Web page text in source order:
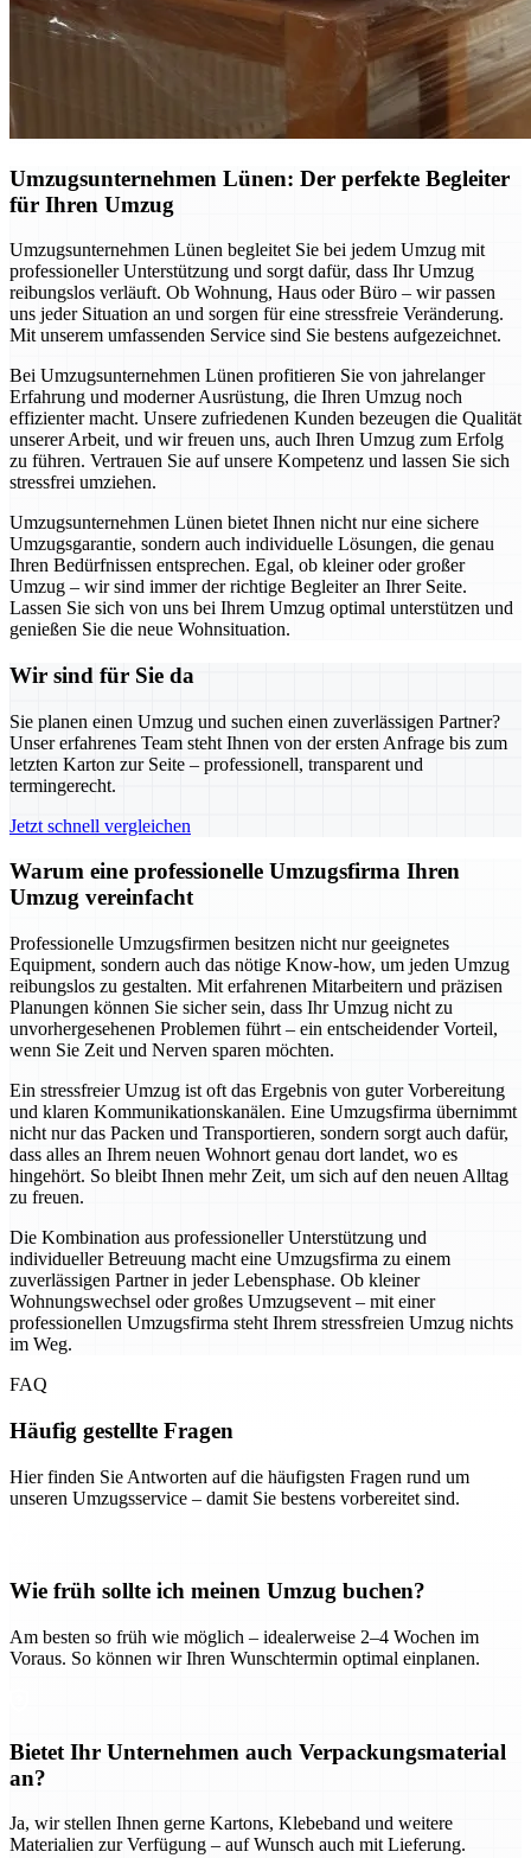
Umzugsunternehmen Lünen: Der perfekte Begleiter
für Ihren Umzug
Umzugsunternehmen Lünen begleitet Sie bei jedem Umzug mit
professioneller Unterstützung und sorgt dafür, dass Ihr Umzug
reibungslos verläuft. Ob Wohnung, Haus oder Büro – wir passen
uns jeder Situation an und sorgen für eine stressfreie Veränderung.
Mit unserem umfassenden Service sind Sie bestens aufgezeichnet.
Bei Umzugsunternehmen Lünen profitieren Sie von jahrelanger
Erfahrung und moderner Ausrüstung, die Ihren Umzug noch
effizienter macht. Unsere zufriedenen Kunden bezeugen die Qualität
unserer Arbeit, und wir freuen uns, auch Ihren Umzug zum Erfolg
zu führen. Vertrauen Sie auf unsere Kompetenz und lassen Sie sich
stressfrei umziehen.
Umzugsunternehmen Lünen bietet Ihnen nicht nur eine sichere
Umzugsgarantie, sondern auch individuelle Lösungen, die genau
Ihren Bedürfnissen entsprechen. Egal, ob kleiner oder großer
Umzug – wir sind immer der richtige Begleiter an Ihrer Seite.
Lassen Sie sich von uns bei Ihrem Umzug optimal unterstützen und
genießen Sie die neue Wohnsituation.
Wir sind für Sie da
Sie planen einen Umzug und suchen einen zuverlässigen Partner?
Unser erfahrenes Team steht Ihnen von der ersten Anfrage bis zum
letzten Karton zur Seite – professionell, transparent und
termingerecht.
Jetzt schnell vergleichen
Warum eine professionelle Umzugsfirma Ihren
Umzug vereinfacht
Professionelle Umzugsfirmen besitzen nicht nur geeignetes
Equipment, sondern auch das nötige Know-how, um jeden Umzug
reibungslos zu gestalten. Mit erfahrenen Mitarbeitern und präzisen
Planungen können Sie sicher sein, dass Ihr Umzug nicht zu
unvorhergesehenen Problemen führt – ein entscheidender Vorteil,
wenn Sie Zeit und Nerven sparen möchten.
Ein stressfreier Umzug ist oft das Ergebnis von guter Vorbereitung
und klaren Kommunikationskanälen. Eine Umzugsfirma übernimmt
nicht nur das Packen und Transportieren, sondern sorgt auch dafür,
dass alles an Ihrem neuen Wohnort genau dort landet, wo es
hingehört. So bleibt Ihnen mehr Zeit, um sich auf den neuen Alltag
zu freuen.
Die Kombination aus professioneller Unterstützung und
individueller Betreuung macht eine Umzugsfirma zu einem
zuverlässigen Partner in jeder Lebensphase. Ob kleiner
Wohnungswechsel oder großes Umzugsevent – mit einer
professionellen Umzugsfirma steht Ihrem stressfreien Umzug nichts
im Weg.
FAQ
Häufig gestellte Fragen
Hier finden Sie Antworten auf die häufigsten Fragen rund um
unseren Umzugsservice – damit Sie bestens vorbereitet sind.
Wie früh sollte ich meinen Umzug buchen?
Am besten so früh wie möglich – idealerweise 2–4 Wochen im
Voraus. So können wir Ihren Wunschtermin optimal einplanen.
Bietet Ihr Unternehmen auch Verpackungsmaterial
an?
Ja, wir stellen Ihnen gerne Kartons, Klebeband und weitere
Materialien zur Verfügung – auf Wunsch auch mit Lieferung.